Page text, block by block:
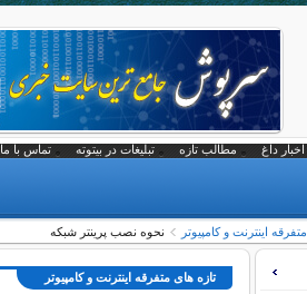
اخبار داغ مطالب تازه تبلیغات در بیتوته تماس با ما
متفرقه اينترنت و كامپيوتر نحوه نصب پرینتر شبکه
تازه های متفرقه اينترنت و كامپيوتر